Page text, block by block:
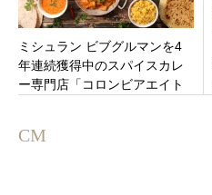
ミシュラン ビブグルマンを4
年連続獲得中のスパイスカレ
ー専門店「コロンビアエイト
CM